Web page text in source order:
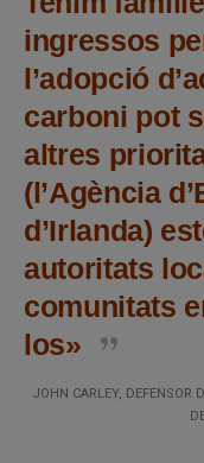
ingressos
l’adopció
carboni pot
altres
(l’Agència
d’Irlanda)
autoritats
comunitats
los»
JOHN CARLEY, DEFENSOR